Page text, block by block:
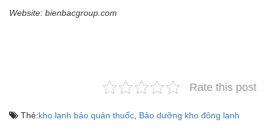
Website: bienbacgroup.com
Rate this post
Thẻ:kho lạnh bảo quản thuốc Bảo dưỡng kho đông lạnh